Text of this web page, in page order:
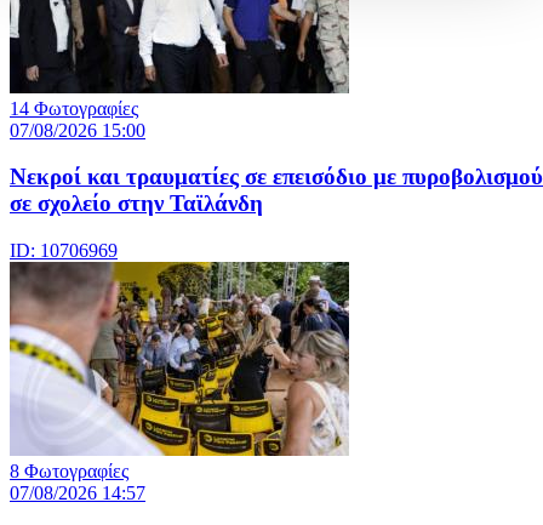
14 Φωτογραφίες
07/08/2026 15:00
Nεκροί και τραυματίες σε επεισόδιο με
σε σχολείο στην Ταϊλάνδη
ID: 10706969
8 Φωτογραφίες
07/08/2026 14:57